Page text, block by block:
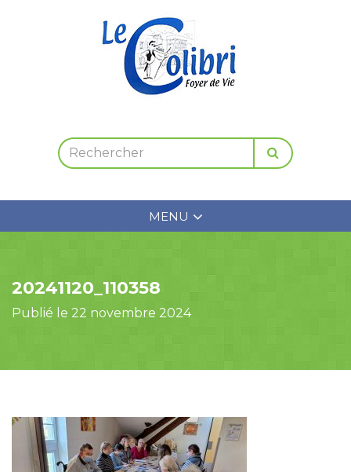
MENU
20241120_110358
Publié le 22 novembre 2024